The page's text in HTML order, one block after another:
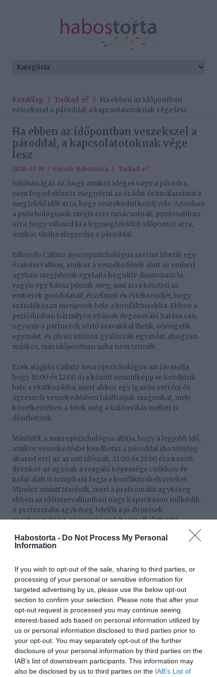
Habostorta - Do Not Process My Personal
Information
If you wish to opt-out of the sale, sharing to third parties, or
processing of your personal or sensitive information for
targeted advertising by us, please use the below opt-out
section to confirm your selection. Please note that after your
opt-out request is processed you may continue seeing
interest-based ads based on personal information utilized by
us or personal information disclosed to third parties prior to
your opt-out. You may separately opt-out of the further
disclosure of your personal information by third parties on the
IAB’s list of downstream participants. This information may
also be disclosed by us to third parties on the IAB’s List of
Kezdőlap / Tudtad-e? / Ha ebben az időpontban
veszekszel a pároddal, a kapcsolatotoknak vége lesz
Ha ebben az időpontban veszekszel a
pároddal, a kapcsolatotoknak vége
lesz
2018-07-19 / Szerző: Habostorta / Tudtad-e?
Valóban igaz az, hogy amikor ideges vagy a párodra,
nem fogod először megnézni az órádat és kiválasztani a
megfelelő időt arra, hogy veszekedni kezdj vele. Azonban
a pszichológusok mégis erre tanácsolnak, pontosabban
arra, hogy válaszd ki a legmegfelelőbb időpontot arra,
amikor vitába elegyedsz a pároddal.
Eduardo Calixto neuropszichológus szerint létezik egy
óraintervallum, amikor a veszekedések alatt az emberi
agyban megjelenik egyfajta kognitív disszonancia,
vagyis egy káosz jelenik meg, ami arra készteti az
emberek gondolatait, érzelmeit és értékrendjét, hogy
szándékosan menjenek bele a konfliktusokba. Ebben a
periódusban bármilyen vitának degeneráló hatása van,
ugyanis a partnerek sértő szavakkal illetik, sértegetik
egymást, és olyan szinten gyalázzák egymást, ahogyan
máskor, más időpontban soha nem tennék.
Ezek alapján Calixto neuropszichológus azt javasolja,
hogy 10:00 és 12:00 óra között semmiképp se kezdjünk
bele a vitatkozásba, mert akkor egy igazán extrém és
agresszív veszekedésben találhatjuk magunkat, mely
következtében a felek még a különválás mellett is
dönthetnek.
Másfelől, a neuropszichológus állítja, hogy a legjobb idő,
amikor veszekedésbe kezdhetsz a pároddal (ha tényleg
akarod ezt) az az esti időszak, 21:00 és 23:00 óra között.
Ilyenkor az agynak a reagáló képessége csökken és
tudat alatt is tompítani fogja a konfliktushelyzeteket.
Mindez amiatt történik, mert a prefrontális agykéreg
ebben az időintervallumban nagy kapacitáson működik.
A prefrontális agykéreg felelős a jó döntések
meghozataláért, az impulzusok kontroll alatt való
tevékenységek megszervezéséért. Egy 2012-ben végzett
kutatás alapján, mely a Proceedings of the Royal Society
szociális sikerességekért és azért, hogy fenntartsa a
hosszú távú barátságokat.